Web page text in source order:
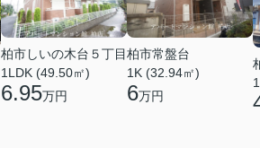
柏市しいの木台５丁目
1LDK (49.50㎡)
6.95万円
柏市常盤台
1K (32.94㎡)
6万円